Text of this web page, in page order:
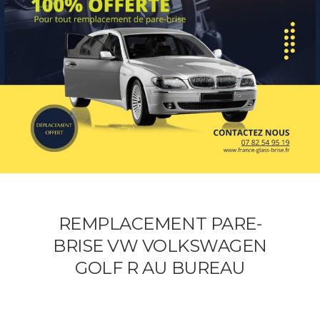
REMPLACEMENT PARE-
BRISE VW VOLKSWAGEN
GOLF R AU BUREAU